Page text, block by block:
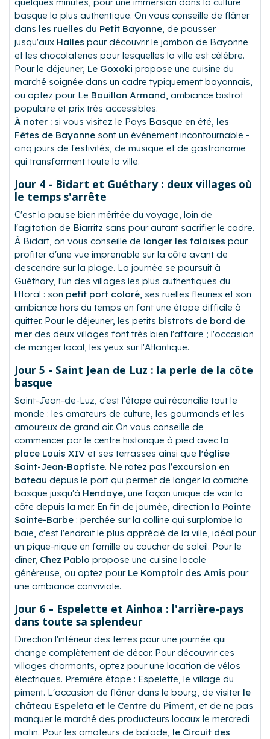
quelques minutes, pour une immersion dans la culture
basque la plus authentique. On vous conseille de flâner
dans les ruelles du Petit Bayonne, de pousser
jusqu'aux Halles pour découvrir le jambon de Bayonne
et les chocolateries pour lesquelles la ville est célèbre.
Pour le déjeuner, Le Goxoki propose une cuisine du
marché soignée dans un cadre typiquement bayonnais,
ou optez pour Le Bouillon Armand, ambiance bistrot
populaire et prix très accessibles.
À noter : si vous visitez le Pays Basque en été, les
Fêtes de Bayonne sont un événement incontournable -
cinq jours de festivités, de musique et de gastronomie
qui transforment toute la ville.
Jour 4 - Bidart et Guéthary : deux villages où
le temps s'arrête
C'est la pause bien méritée du voyage, loin de
l'agitation de Biarritz sans pour autant sacrifier le cadre.
À Bidart, on vous conseille de longer les falaises pour
profiter d'une vue imprenable sur la côte avant de
descendre sur la plage. La journée se poursuit à
Guéthary, l'un des villages les plus authentiques du
littoral : son petit port coloré, ses ruelles fleuries et son
ambiance hors du temps en font une étape difficile à
quitter. Pour le déjeuner, les petits bistrots de bord de
mer des deux villages font très bien l'affaire ; l'occasion
de manger local, les yeux sur l'Atlantique.
Jour 5 - Saint Jean de Luz : la perle de la côte
basque
Saint-Jean-de-Luz, c'est l'étape qui réconcilie tout le
monde : les amateurs de culture, les gourmands et les
amoureux de grand air. On vous conseille de
commencer par le centre historique à pied avec la
place Louis XIV et ses terrasses ainsi que l'église
Saint-Jean-Baptiste. Ne ratez pas l'excursion en
bateau depuis le port qui permet de longer la corniche
basque jusqu'à Hendaye, une façon unique de voir la
côte depuis la mer. En fin de journée, direction la Pointe
Sainte-Barbe : perchée sur la colline qui surplombe la
baie, c'est l'endroit le plus apprécié de la ville, idéal pour
un pique-nique en famille au coucher de soleil. Pour le
dîner, Chez Pablo propose une cuisine locale
généreuse, ou optez pour Le Komptoir des Amis pour
une ambiance conviviale.
Jour 6 – Espelette et Ainhoa : l'arrière-pays
dans toute sa splendeur
Direction l'intérieur des terres pour une journée qui
change complètement de décor. Pour découvrir ces
villages charmants, optez pour une location de vélos
électriques. Première étape : Espelette, le village du
piment. L'occasion de flâner dans le bourg, de visiter le
château Espeleta et le Centre du Piment, et de ne pas
manquer le marché des producteurs locaux le mercredi
matin. Pour les amateurs de balade, le Circuit des